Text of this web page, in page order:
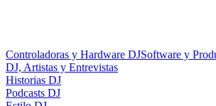
Controladoras y Hardware DJSoftware y
DJ, Artistas y Entrevistas
Historias DJ
Podcasts DJ